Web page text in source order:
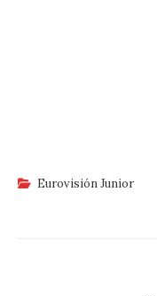
Eurovisión Junior